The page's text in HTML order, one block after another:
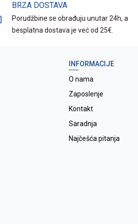
BRZA DOSTAVA
Porudžbine se obrađuju unutar 24h, a
besplatna dostava je već od 25€.
INFORMACIJE
O nama
Zaposlenje
Kontakt
Saradnja
Najčešća pitanja